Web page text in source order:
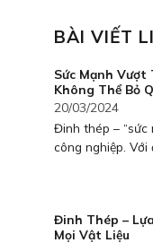
BÀI VIẾT
Sức Mạnh Vượt
Không Thể Bỏ
20/03/2024
Đinh thép – “sức
công nghiệp. Với
Đinh Thép –
Mọi Vật Liệu